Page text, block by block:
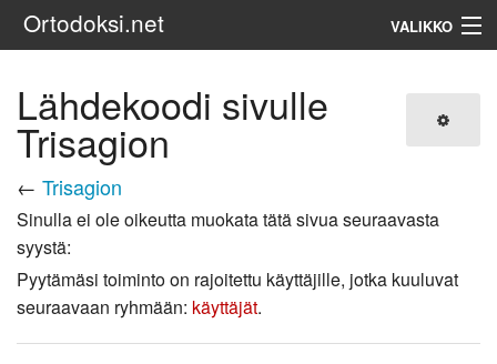
Ortodoksi.net VALIKKO
Lähdekoodi sivulle
Trisagion
← Trisagion
Sinulla ei ole oikeutta muokata tätä sivua seuraavasta
syystä:
Pyytämäsi toiminto on rajoitettu käyttäjille, jotka kuuluvat
seuraavaan ryhmään: käyttäjät.